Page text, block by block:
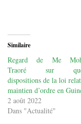
Similaire
Regard de Me
Traoré sur
dispositions de la loi
maintien d’ordre en
2 août 2022
Dans "Actualité"